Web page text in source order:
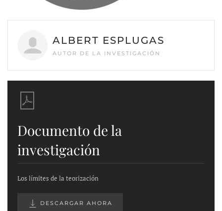
ALBERT ESPLUGAS
AUTOR DE LA INVESTIGACIÓN
Documento de la
investigación
Los límites de la teorización
DESCARGAR AHORA